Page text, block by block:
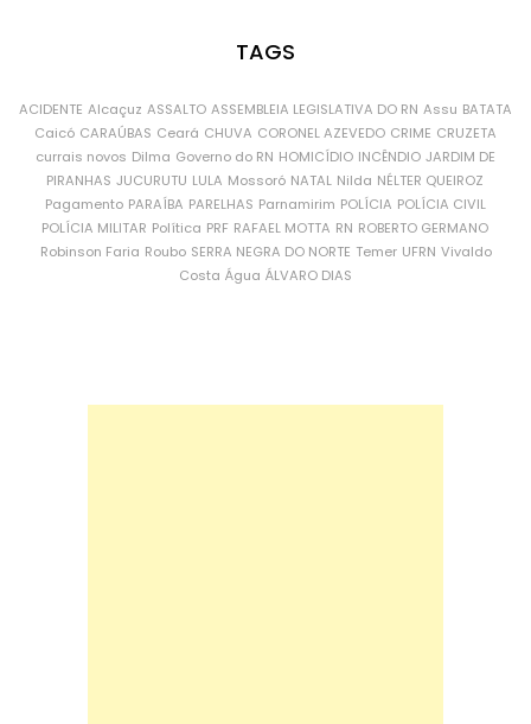
TAGS
ACIDENTE Alcaçuz ASSALTO ASSEMBLEIA LEGISLATIVA DO RN Assu BATATA
Caicó CARAÚBAS Ceará CHUVA CORONEL AZEVEDO CRIME CRUZETA
currais novos Dilma Governo do RN HOMICÍDIO INCÊNDIO JARDIM DE
PIRANHAS JUCURUTU LULA Mossoró NATAL Nilda NÉLTER QUEIROZ
Pagamento PARAÍBA PARELHAS Parnamirim POLÍCIA POLÍCIA CIVIL
POLÍCIA MILITAR Política PRF RAFAEL MOTTA RN ROBERTO GERMANO
Robinson Faria Roubo SERRA NEGRA DO NORTE Temer UFRN Vivaldo
Costa Água ÁLVARO DIAS